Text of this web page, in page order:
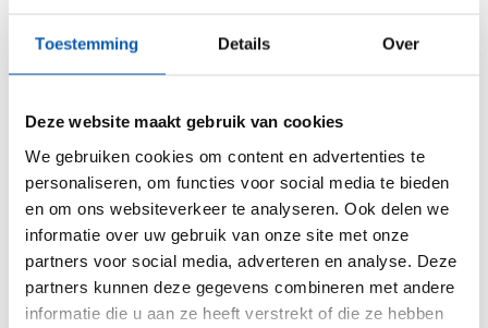
Toestemming Details Over
Deze website maakt gebruik van cookies
We gebruiken cookies om content en advertenties te
personaliseren, om functies voor social media te bieden
en om ons websiteverkeer te analyseren. Ook delen we
informatie over uw gebruik van onze site met onze
partners voor social media, adverteren en analyse. Deze
partners kunnen deze gegevens combineren met andere
informatie die u aan ze heeft verstrekt of die ze hebben
weerbaarheid van je organisatie snel, eenvoudig en
betaalbaar met hét Perium platform.
Arjan Kremer
Mede-oprichter Perium
B.V.
Met een achtergrond in
risicomanagement, ICT
en een passie voor
innovatie, help ik